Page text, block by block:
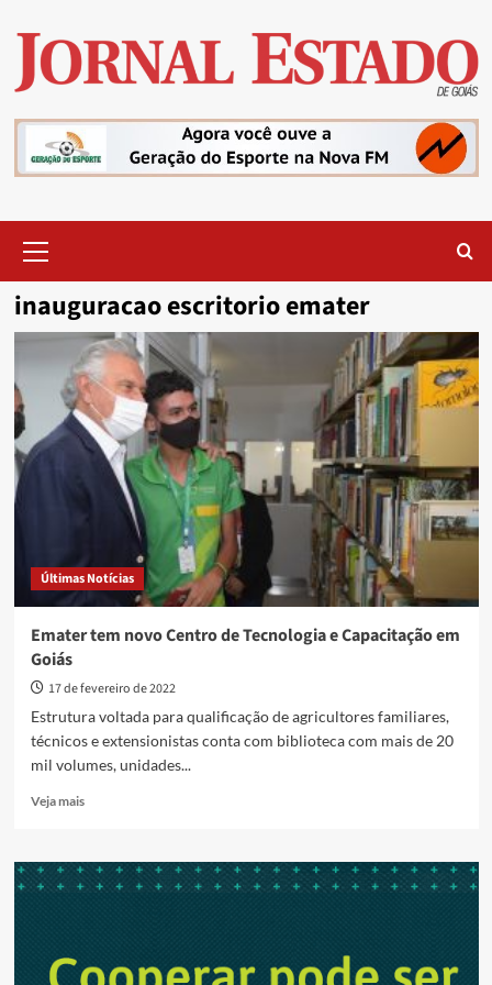
content
Menu
inauguracao escritorio emater
Últimas Notícias
Emater tem novo Centro de Tecnologia e Capacitação em
Goiás
17 de fevereiro de 2022
Estrutura voltada para qualificação de agricultores familiares,
técnicos e extensionistas conta com biblioteca com mais de 20
mil volumes, unidades...
Veja maisRead
Emater
tem
Tecnologia